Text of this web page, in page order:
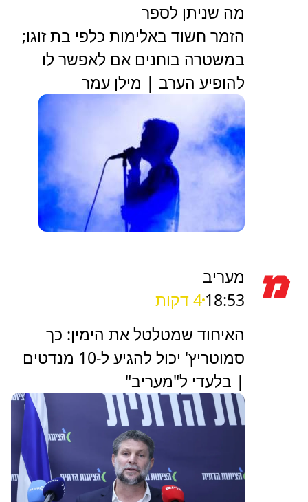
מה שניתן לספר
הזמר חשוד באלימות כלפי בת זוגו;
במשטרה בוחנים אם לאפשר לו
להופיע הערב | מילן עמר
מעריב
18:534 דקות
האיחוד שמטלטל את הימין: כך
סמוטריץ' יכול להגיע ל-10 מנדטים
| בלעדי ל"מעריב"